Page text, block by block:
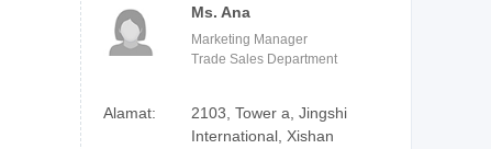
Ms. Ana
Marketing Manager
Trade Sales Department
Alamat:
2103, Tower a, Jingshi
International, Xishan